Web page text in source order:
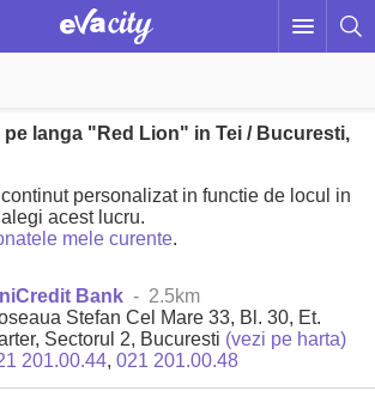
langa "Red Lion" in Tei / Bucuresti,
personalizat in functie de locul in
acest lucru.
mele curente.
Bank - 2.5km
Stefan Cel Mare 33, Bl. 30, Et.
Sectorul 2, Bucuresti (vezi pe harta)
201.00.44,021 201.00.48